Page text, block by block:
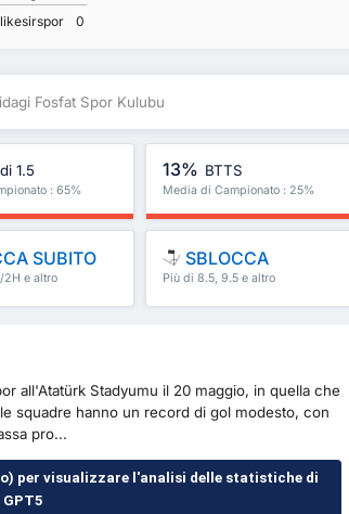
0
Fosfat Spor Kulubu
1.5
: 65%
13% BTTS
Media di Campionato : 25%
SUBITO
2H e altro
SBLOCCA
Più di 8.5, 9.5 e altro
all'Atatürk Stadyumu il 20 maggio, in quella che
squadre hanno un record di gol modesto, con
pro...
per visualizzare l'analisi delle statistiche di
GPT5